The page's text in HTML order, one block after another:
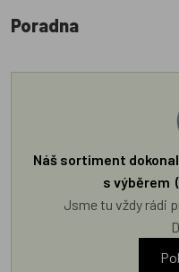
Poradna
Náš sortiment
s výběrem
Jsme tu vždy rádi